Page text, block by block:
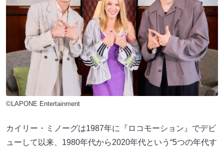
©LAPONE Entertainment
カイリー・ミノーグは1987年に『ロコモーション』でデビ
ューして以来、1980年代から2020年代という“5つの年代す